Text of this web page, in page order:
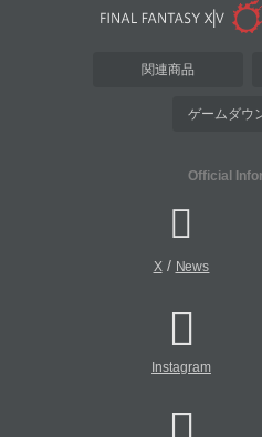
関連商品
ゲームダウ
Official
X/ News
Instagram